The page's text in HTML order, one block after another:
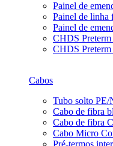
Painel de
Painel de
Painel de
CHDS
CHDS
Cabos
Tubo solto PE/
Cabo de fibra
Cabo de fibra
Cabo Micro
Pré-termos